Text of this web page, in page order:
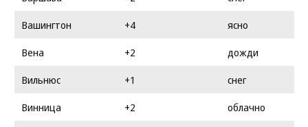
Вашингтон
+4
ясно
Вена
+2
дожди
Вильнюс
+1
снег
Винница
+2
облачно